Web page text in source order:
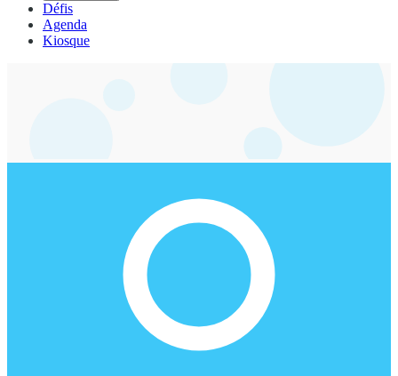
Défis
Agenda
Kiosque